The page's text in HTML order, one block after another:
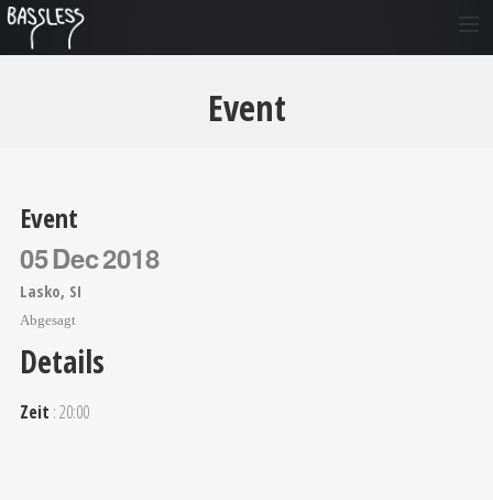
MUSIK
FOTO
VIDEO
KONTAKT
SI
Event
Event
05Dec2018
Lasko, SI
Abgesagt
Details
Zeit : 20:00